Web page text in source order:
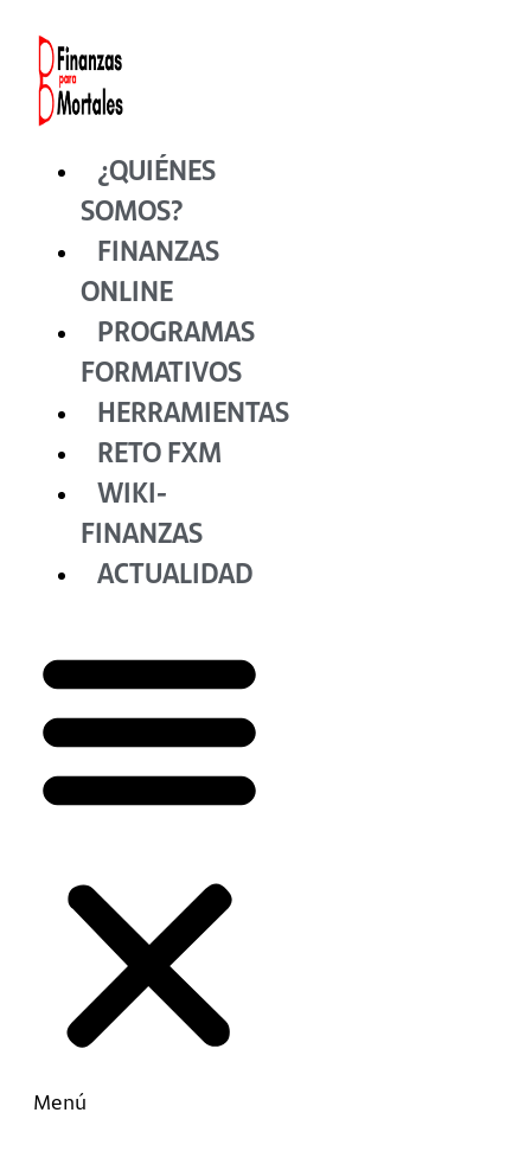
contenido
¿QUIÉNES
SOMOS?
FINANZAS
ONLINE
PROGRAMAS
FORMATIVOS
HERRAMIENTAS
RETO FXM
WIKI-
FINANZAS
ACTUALIDAD
Menú